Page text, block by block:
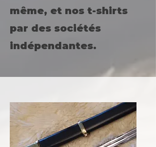
même, et nos t-shirts
par des sociétés
indépendantes.